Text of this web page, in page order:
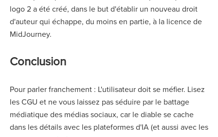
logo 2 a été créé, dans le but d'établir un nouveau droit
d'auteur qui échappe, du moins en partie, à la licence de
MidJourney.
Conclusion
Pour parler franchement : L'utilisateur doit se méfier. Lisez
les CGU et ne vous laissez pas séduire par le battage
médiatique des médias sociaux, car le diable se cache
dans les détails avec les plateformes d'IA (et aussi avec les